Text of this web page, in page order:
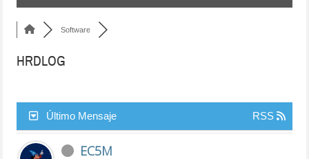
Software
HRDLOG
Último Mensaje RSS
EC5M